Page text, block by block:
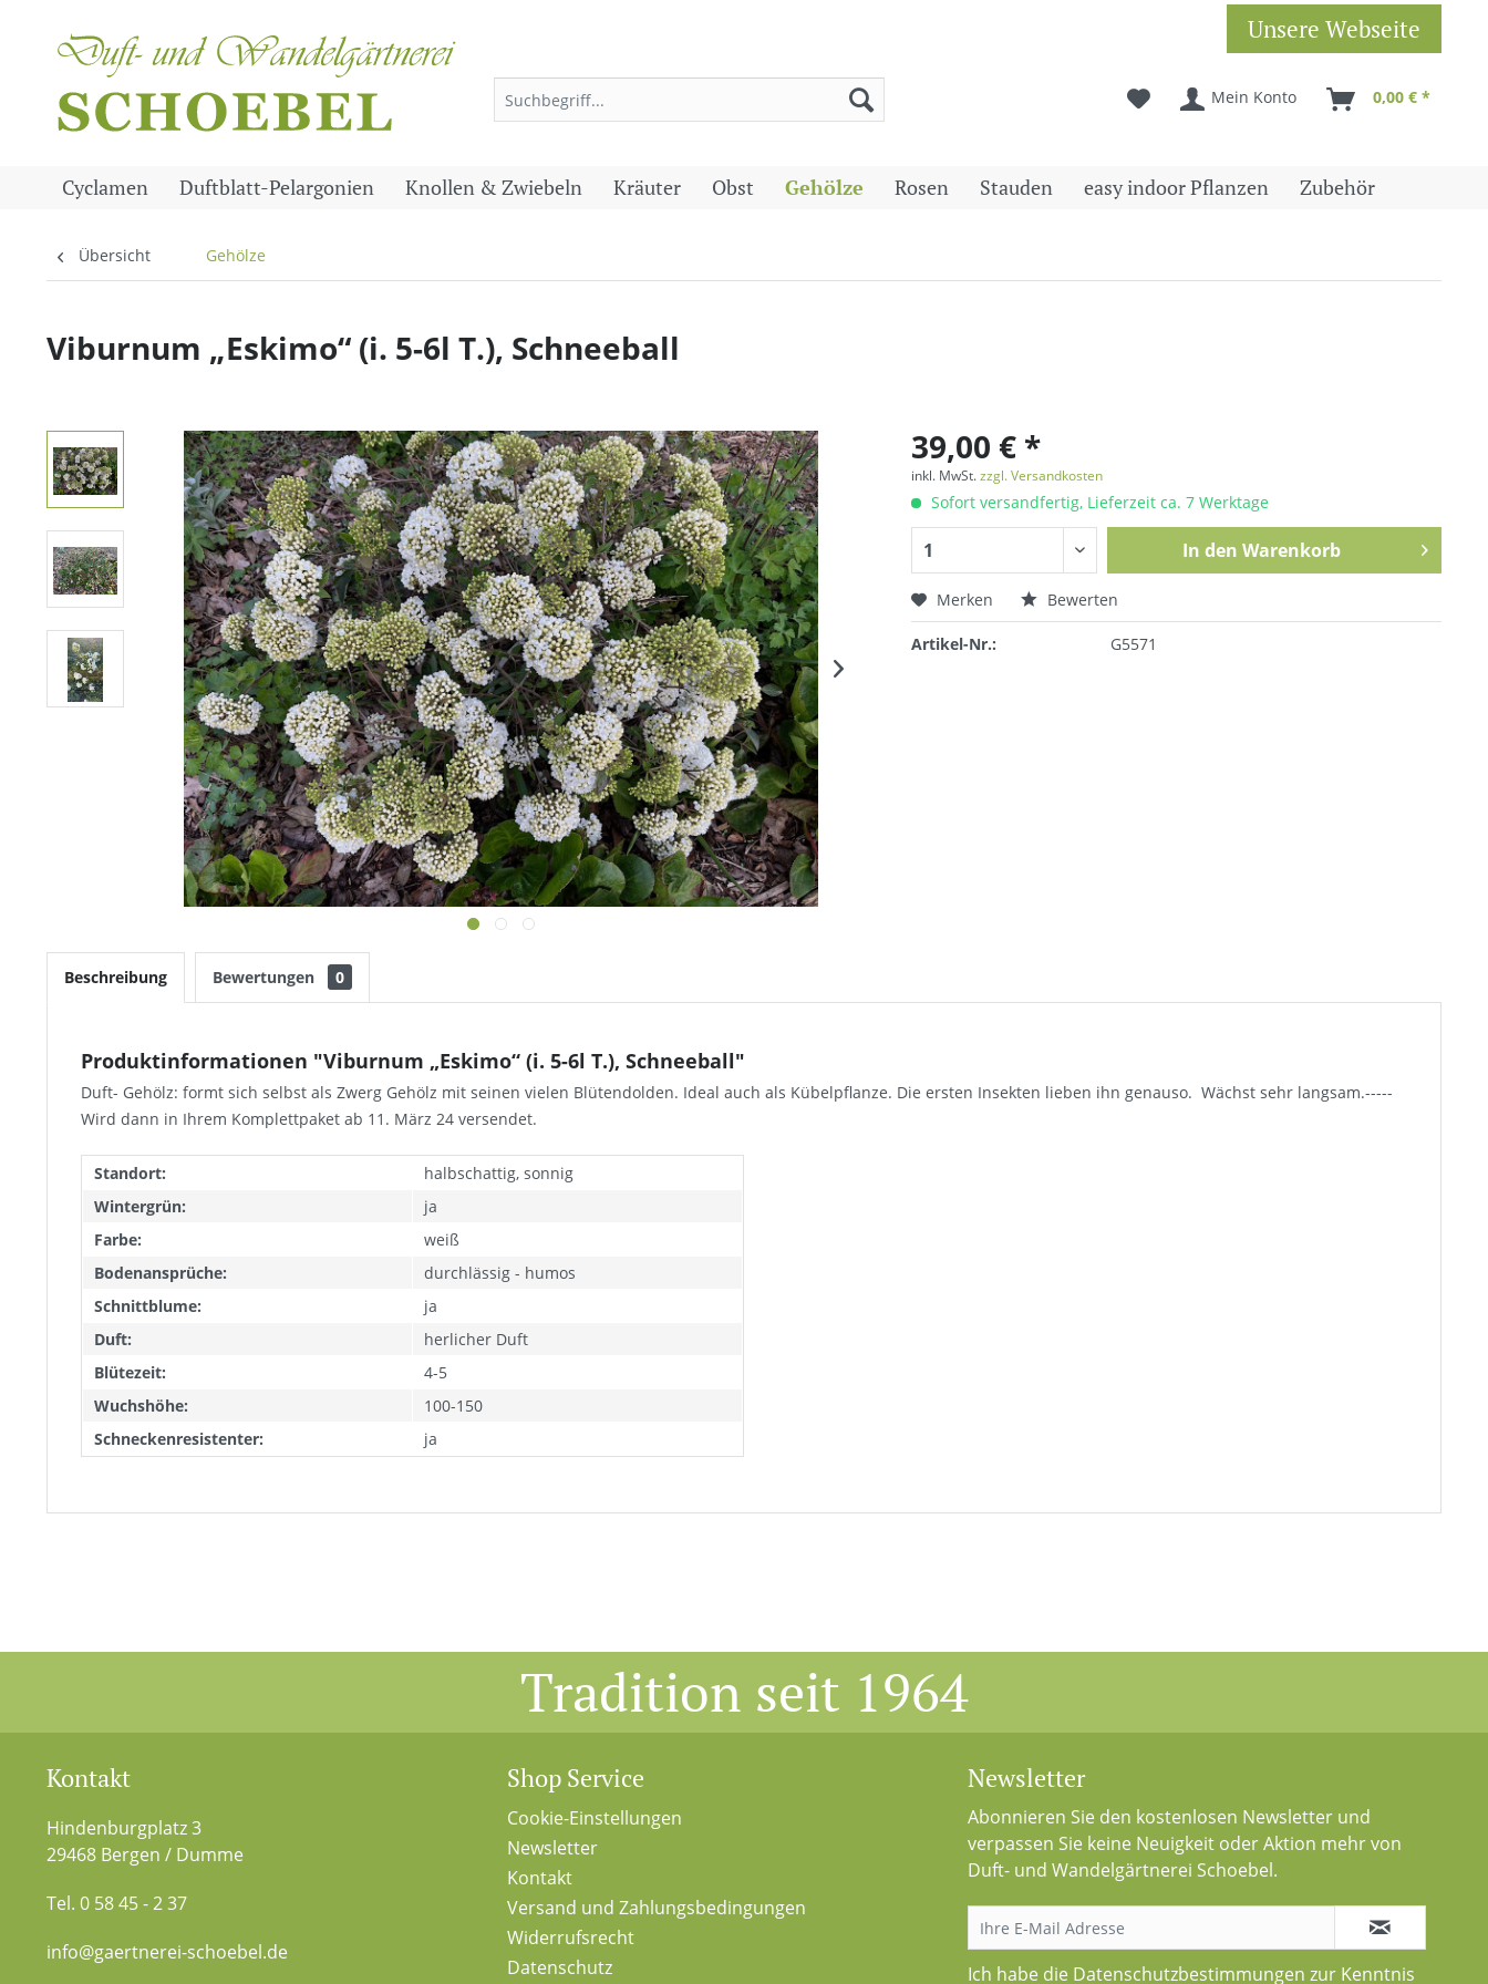
Unsere Webseite
Mein Konto 0,00 € *
Cyclamen Duftblatt-Pelargonien Knollen & Zwiebeln Kräuter Obst Gehölze Rosen Stauden easy indoor Pflanzen Zubehör
Übersicht Gehölze
Viburnum „Eskimo“ (i. 5-6l T.), Schneeball
39,00 € *
inkl. MwSt.zzgl. Versandkosten
Sofort versandfertig, Lieferzeit ca. 7 Werktage
In den Warenkorb
Merken Bewerten
Artikel-Nr.: G5571
Beschreibung Bewertungen 0
Produktinformationen "Viburnum „Eskimo“ (i. 5-6l T.), Schneeball"
Duft- Gehölz: formt sich selbst als Zwerg Gehölz mit seinen vielen Blütendolden. Ideal auch als Kübelpflanze. Die ersten Insekten lieben ihn genauso. Wächst sehr langsam.-----
Wird dann in Ihrem Komplettpaket ab 11. März 24 versendet.
Standort:
halbschattig, sonnig
Wintergrün:
ja
Farbe:
weiß
Bodenansprüche:
durchlässig - humos
Schnittblume:
ja
Duft:
herlicher Duft
Blütezeit:
4-5
Wuchshöhe:
100-150
Schneckenresistenter:
ja
Tradition seit 1964
Kontakt
Hindenburgplatz 3
29468 Bergen / Dumme
Tel. 0 58 45 - 2 37
info@gaertnerei-schoebel.de
Shop Service
Cookie-Einstellungen
Newsletter
Kontakt
Versand und Zahlungsbedingungen
Widerrufsrecht
Datenschutz
Newsletter
Abonnieren Sie den kostenlosen Newsletter und
verpassen Sie keine Neuigkeit oder Aktion mehr von
Duft- und Wandelgärtnerei Schoebel.
Ich habe die Datenschutzbestimmungen zur Kenntnis